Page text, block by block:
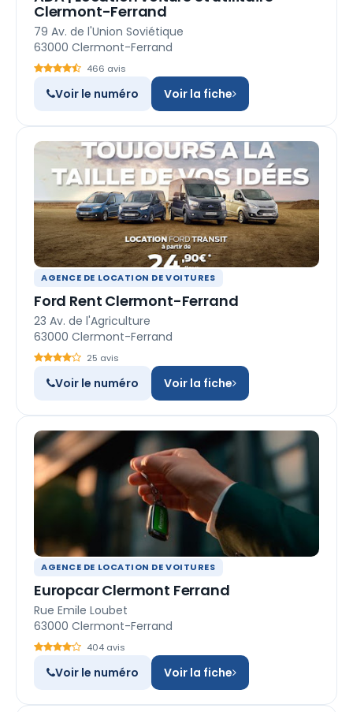
Clermont-Ferrand
79 Av. de l'Union Soviétique
63000 Clermont-Ferrand
466 avis
Voir le numéro Voir la fiche
AGENCE DE LOCATION DE VOITURES
Ford Rent Clermont-Ferrand
23 Av. de l'Agriculture
63000 Clermont-Ferrand
25 avis
Voir le numéro Voir la fiche
AGENCE DE LOCATION DE VOITURES
Europcar Clermont Ferrand
Rue Emile Loubet
63000 Clermont-Ferrand
404 avis
Voir le numéro Voir la fiche